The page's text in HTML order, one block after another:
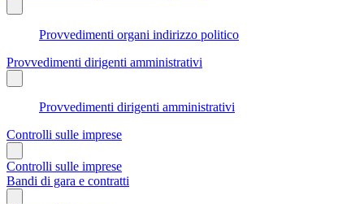
Provvedimenti organi indirizzo politico
Provvedimenti dirigenti amministrativi
Provvedimenti dirigenti amministrativi
Controlli sulle imprese
Controlli sulle imprese
Bandi di gara e contratti